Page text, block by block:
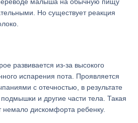
Но существует реакция
развивается из-за высокого
испарения пота. Проявляется
с отечностью, в результате
и другие части тела. Такая
немало дискомфорта ребенку.